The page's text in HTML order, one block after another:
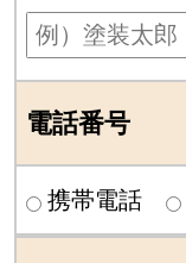
電話番号
携帯電話